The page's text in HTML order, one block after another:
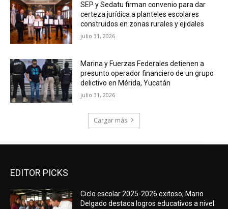
SEP y Sedatu firman convenio para dar
certeza jurídica a planteles escolares
construidos en zonas rurales y ejidales
julio 31, 2026
Marina y Fuerzas Federales detienen a
presunto operador financiero de un grupo
delictivo en Mérida, Yucatán
julio 31, 2026
Cargar más
EDITOR PICKS
Ciclo escolar 2025-2026 exitoso; Mario
Delgado destaca logros educativos a nivel